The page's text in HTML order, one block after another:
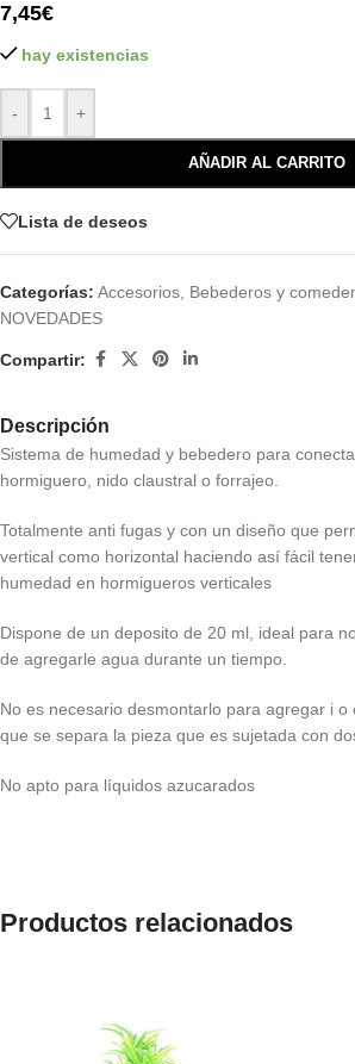
7,45€
hay existencias
- +
AÑADIR AL CARRITO
Lista de deseos
Categorías: Accesorios, Bebederos y
NOVEDADES
Compartir:
Descripción
Sistema de humedad y bebedero para
hormiguero, nido claustral o forrajeo.
Totalmente anti fugas y con un diseño que
vertical como horizontal haciendo así fácil
humedad en hormigueros verticales
Dispone de un deposito de 20 ml, ideal para
de agregarle agua durante un tiempo.
No es necesario desmontarlo para agregar i o
que se separa la pieza que es sujetada con
No apto para líquidos azucarados
Productos relacionados